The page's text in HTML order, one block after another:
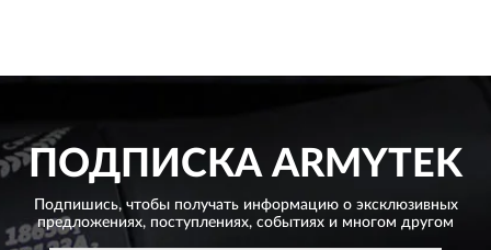
ПОДПИСКАARMYTEK
Подпишись, чтобы получать информацию о эксклюзивных
предложениях, поступлениях, событиях и многом другом